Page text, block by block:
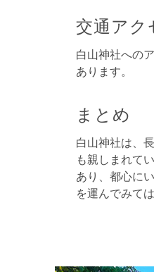
交通アク
白山神社への
あります。
まとめ
白山神社は、
も親しまれて
あり、都心に
を運んでみて